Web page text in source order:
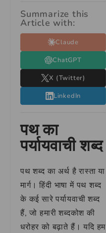
Summarize this
Article with:
Claude
ChatGPT
X (Twitter)
LinkedIn
पथ का
पर्यायवाची शब्द
पथ शब्द का अर्थ है रास्ता या
मार्ग। हिंदी भाषा में पथ शब्द
के कई सारे पर्यायवाची शब्द
हैं, जो हमारी शब्दकोश की
धरोहर को बढ़ाते हैं। यदि हम